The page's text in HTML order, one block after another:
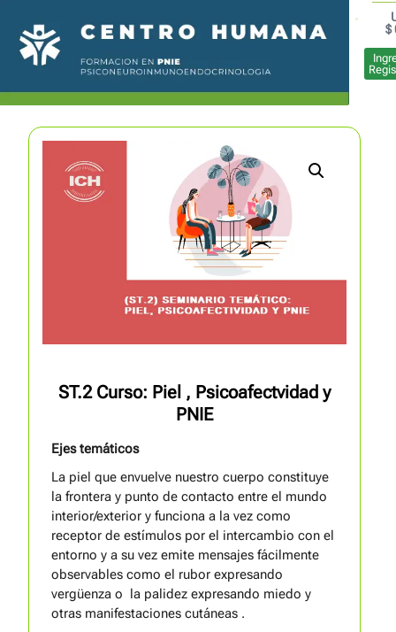
$
ST.2 Curso: Piel , Psicoafectvidad y
PNIE
Ejes temáticos
La piel que envuelve nuestro cuerpo constituye
la frontera y punto de contacto entre el mundo
interior/exterior y funciona a la vez como
receptor de estímulos por el intercambio con el
entorno y a su vez emite mensajes fácilmente
observables como el rubor expresando
vergüenza o la palidez expresando miedo y
otras manifestaciones cutáneas .